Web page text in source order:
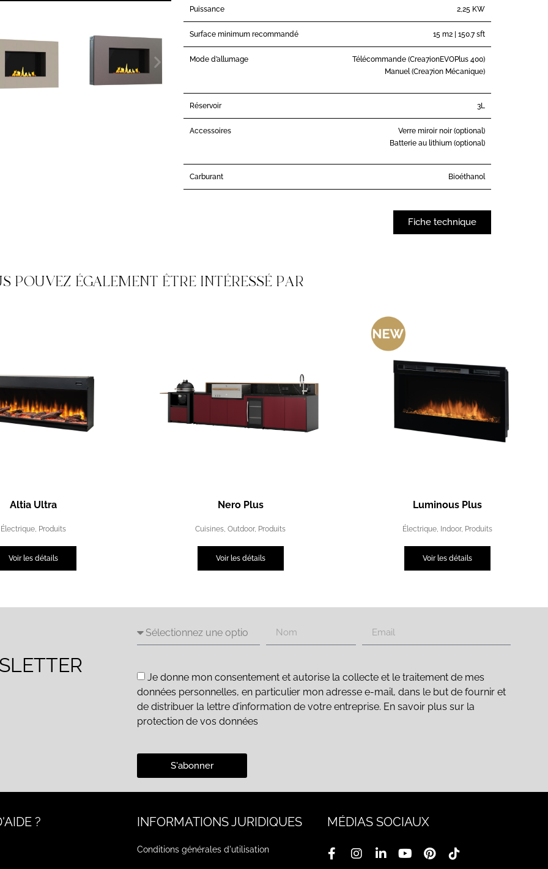
Puissance 2,25 KW
Surface minimum recommandé 15 m2 | 150.7 sft
Mode d’allumage
Télécommande (Crea7ionEVOPlus 400)
Manuel (Crea7ion Mécanique)
Réservoir 3L
Accessoires
Verre miroir noir (optional)
Batterie au lithium (optional)
Carburant Bioéthanol
Fiche technique
POUVEZ ÉGALEMENT ÊTRE INTÉRESSÉ PAR
Altia Ultra
Électrique, Produits
Voir les détails
Nero Plus
Cuisines,Outdoor, Produits
Voir les détails
Luminous Plus
Électrique, Indoor, Produits
Voir les détails
Je donne mon consentement et autorise la collecte et le traitement de mes
données personnelles, en particulier mon adresse e-mail, dans le but de fournir et
de distribuer la lettre d’information de votre entreprise. En savoir plus sur la
protection de vos données
S'abonner
? INFORMATIONS JURIDIQUES
Conditions générales d'utilisation
MÉDIAS SOCIAUX